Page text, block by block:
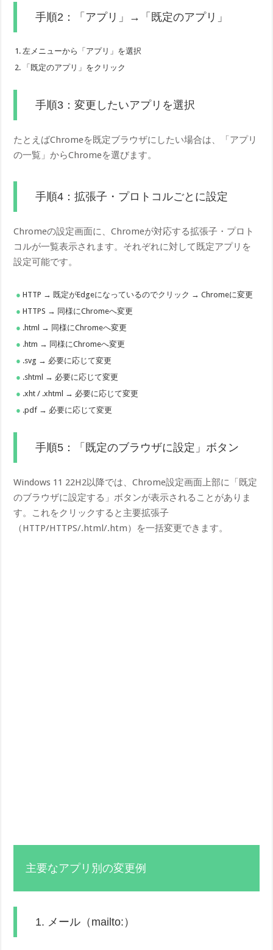
手順2：「アプリ」→「既定のアプリ」
左メニューから「アプリ」を選択
「既定のアプリ」をクリック
手順3：変更したいアプリを選択
たとえばChromeを既定ブラウザにしたい場合は、「アプリ
の一覧」からChromeを選びます。
手順4：拡張子・プロトコルごとに設定
Chromeの設定画面に、Chromeが対応する拡張子・プロト
コルが一覧表示されます。それぞれに対して既定アプリを
設定可能です。
HTTP → 既定がEdgeになっているのでクリック → Chromeに変更
HTTPS → 同様にChromeへ変更
.html → 同様にChromeへ変更
.htm → 同様にChromeへ変更
.svg → 必要に応じて変更
.shtml → 必要に応じて変更
.xht / .xhtml → 必要に応じて変更
.pdf → 必要に応じて変更
手順5：「既定のブラウザに設定」ボタン
Windows 11 22H2以降では、Chrome設定画面上部に「既定
のブラウザに設定する」ボタンが表示されることがありま
す。これをクリックすると主要拡張子
（HTTP/HTTPS/.html/.htm）を一括変更できます。
主要なアプリ別の変更例
1. メール（mailto:）